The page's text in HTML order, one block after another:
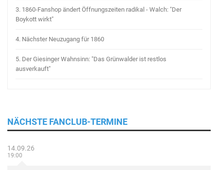
3. 1860-Fanshop ändert Öffnungszeiten radikal - Walch: "Der
Boykott wirkt"
4. Nächster Neuzugang für 1860
5. Der Giesinger Wahnsinn: "Das Grünwalder ist restlos
ausverkauft"
NÄCHSTE FANCLUB-TERMINE
14.09.26
19:00